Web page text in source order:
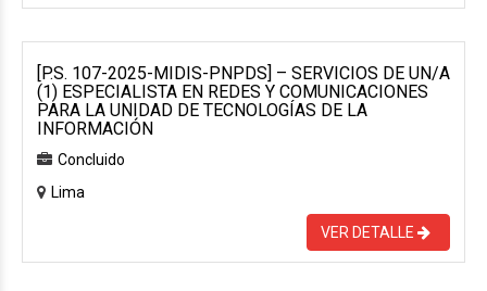
[P.S. 107-2025-MIDIS-PNPDS] – SERVICIOS DE UN/A
(1) ESPECIALISTA EN REDES Y COMUNICACIONES
PARA LA UNIDAD DE TECNOLOGÍAS DE LA
INFORMACIÓN
Concluido
Lima
VER DETALLE